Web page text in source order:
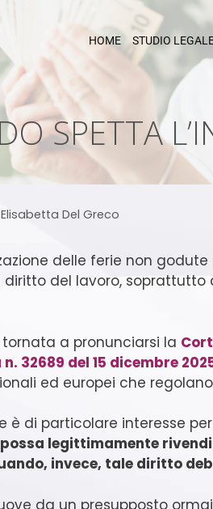
HOME STUDIO
SPETTA
Elisabetta Del Greco
delle ferie non
diritto del lavoro,
tornata a pronunciarsi la
32689 del 15 dicembre
ed europei che
è di particolare interesse
legittimamente
invece, tale diritto
da un presupposto